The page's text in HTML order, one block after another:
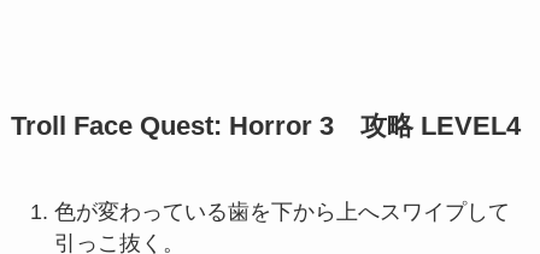
Troll Face Quest: Horror 3 攻略 LEVEL4
色が変わっている歯を下から上へスワイプして
引っこ抜く。